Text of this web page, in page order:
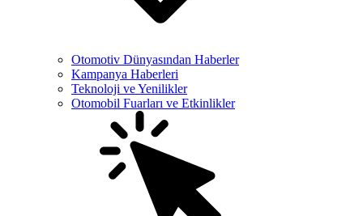
Otomotiv Dünyasından Haberler
Kampanya Haberleri
Teknoloji ve Yenilikler
Otomobil Fuarları ve Etkinlikler